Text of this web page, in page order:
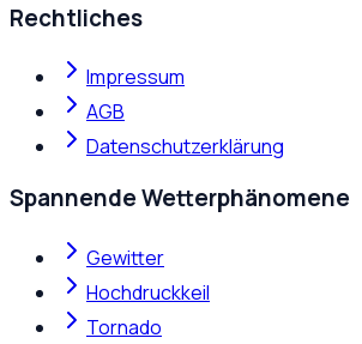
Rechtliches
Impressum
AGB
Datenschutzerklärung
Spannende Wetterphänomene
Gewitter
Hochdruckkeil
Tornado